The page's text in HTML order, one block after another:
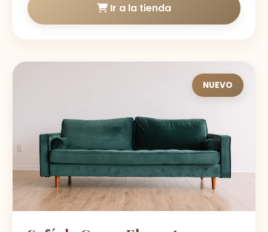
Ir a la tienda
NUEVO